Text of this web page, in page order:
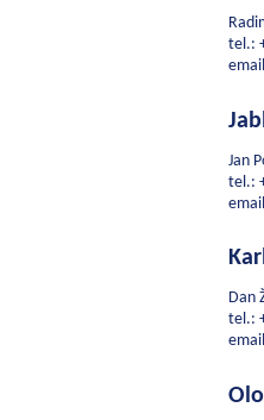
tel.:
Jan
tel.:
Dan
tel.: